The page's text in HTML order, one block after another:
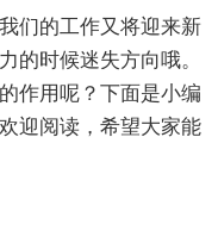
们的工作又将迎来新
的时候迷失方向哦。
作用呢？下面是小编
迎阅读，希望大家能